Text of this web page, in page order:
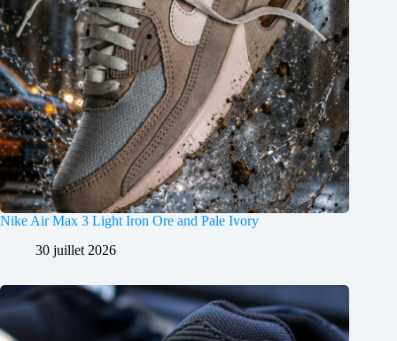
Nike Air Max 3 Light Iron Ore and Pale Ivory
30 juillet 2026